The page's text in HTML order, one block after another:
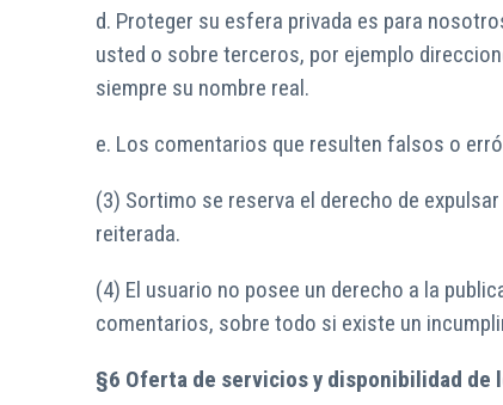
d. Proteger su esfera privada es para
usted o sobre terceros, por ejemplo
siempre su nombre real.
e. Los comentarios que resulten falsos o
(3) Sortimo se reserva el derecho de
reiterada.
(4) El usuario no posee un derecho a la
comentarios, sobre todo si existe un
§6 Oferta de servicios y disponibilidad de